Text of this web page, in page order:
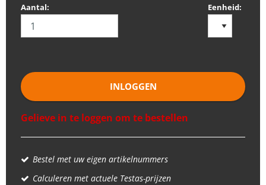
Aantal: Eenheid:
INLOGGEN
Gelieve in te loggen om te bestellen
Bestel met uw eigen artikelnummers
Calculeren met actuele Testas-prijzen